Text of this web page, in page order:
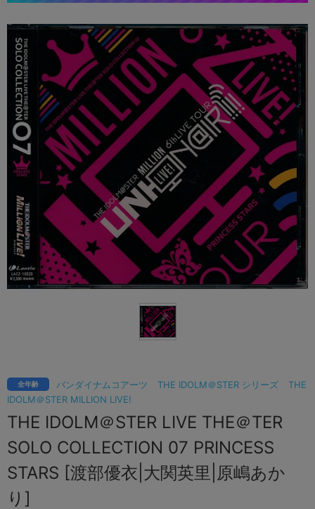
バンダイナムコアーツ THE IDOLM＠STER シリーズ
THE
IDOLM＠STER MILLION LIVE!
全年齢
THE IDOLM＠STER LIVE THE＠TER
SOLO COLLECTION 07 PRINCESS
STARS [渡部優衣|大関英里|原嶋あか
り]